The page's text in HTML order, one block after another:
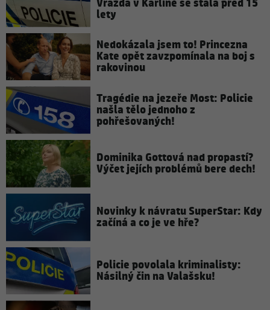
Vražda v Karlíně se stala před 15
lety
Nedokázala jsem to! Princezna
Kate opět zavzpomínala na boj s
rakovinou
Tragédie na jezeře Most: Policie
našla tělo jednoho z
pohřešovaných!
Dominika Gottová nad propastí?
Výčet jejích problémů bere dech!
Novinky k návratu SuperStar: Kdy
začíná a co je ve hře?
Policie povolala kriminalisty:
Násilný čin na Valašsku!